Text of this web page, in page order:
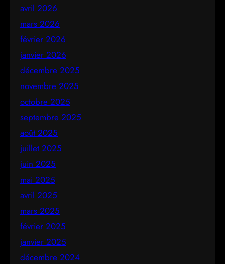
avril 2026
mars 2026
février 2026
janvier 2026
décembre 2025
novembre 2025
octobre 2025
septembre 2025
août 2025
juillet 2025
juin 2025
mai 2025
avril 2025
mars 2025
février 2025
janvier 2025
décembre 2024